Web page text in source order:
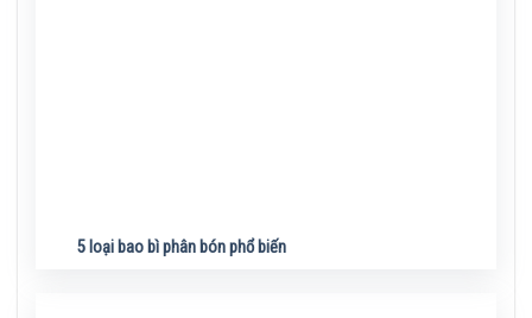
5 loại bao bì phân bón phổ biến